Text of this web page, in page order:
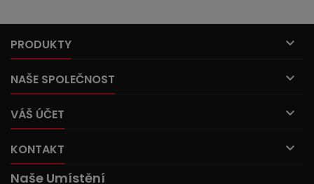
PRODUKTY 
NAŠE SPOLEČNOST 
VÁŠ ÚČET 
KONTAKT 
Naše Umístění